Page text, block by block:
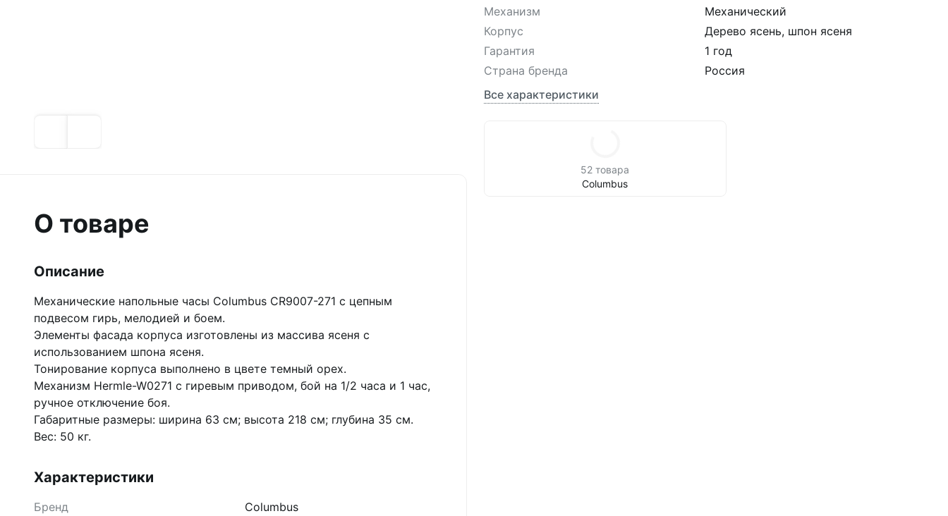
Механизм
Механический
Корпус
Дерево ясень, шпон ясеня
Гарантия
1 год
Страна бренда
Россия
Все характеристики
52 товара
Columbus
О товаре
Описание
Механические напольные часы Columbus CR9007-271 с цепным
подвесом гирь, мелодией и боем.
Элементы фасада корпуса изготовлены из массива ясеня с
использованием шпона ясеня.
Тонирование корпуса выполнено в цвете темный орех.
Механизм Hermle-W0271 с гиревым приводом, бой на 1/2 часа и 1 час,
ручное отключение боя.
Габаритные размеры: ширина 63 см; высота 218 см; глубина 35 см.
Вес: 50 кг.
Характеристики
Бренд
Columbus